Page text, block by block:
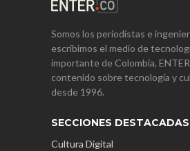
Somos los periodistas e
escribimos el medio de
importante de Colombia,
contenido sobre tecnología y
desde 1996.
SECCIONES DESTACADAS
Cultura Digital